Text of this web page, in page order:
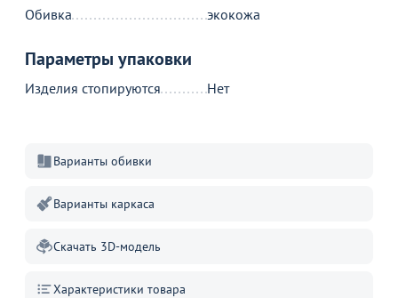
Обивка
экокожа
Параметры упаковки
Изделия стопируются Нет
Варианты обивки
Варианты каркаса
Скачать 3D-модель
Характеристики товара